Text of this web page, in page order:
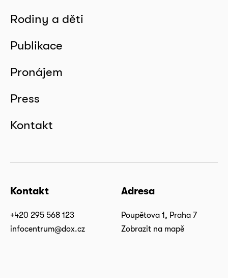
Rodiny a děti
Publikace
Pronájem
Press
Kontakt
Kontakt
+420 295 568 123
infocentrum@dox.cz
Adresa
Poupětova 1, Praha 7
Zobrazit na mapě